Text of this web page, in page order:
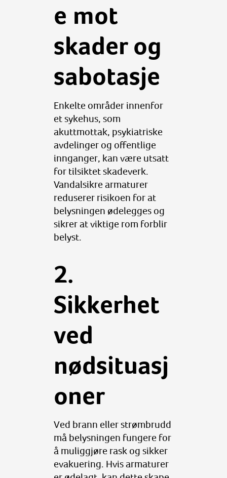
e mot
skader og
sabotasje
Enkelte områder innenfor
et sykehus, som
akuttmottak, psykiatriske
avdelinger og offentlige
innganger, kan være utsatt
for tilsiktet skadeverk.
Vandalsikre armaturer
reduserer risikoen for at
belysningen ødelegges og
sikrer at viktige rom forblir
belyst.
2.
Sikkerhet
ved
nødsituasj
oner
Ved brann eller strømbrudd
må belysningen fungere for
å muliggjøre rask og sikker
evakuering. Hvis armaturer